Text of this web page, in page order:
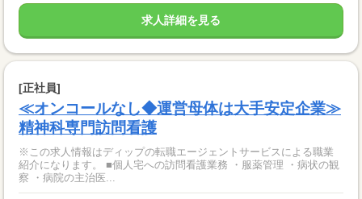
求人詳細を見る
[正社員]
≪オンコールなし◆運営母体は大手安定企業≫
精神科専門訪問看護
※この求人情報はディップの転職エージェントサービスによる職業
紹介になります。 ■個人宅への訪問看護業務 ・服薬管理 ・病状の観
察 ・病院の主治医...